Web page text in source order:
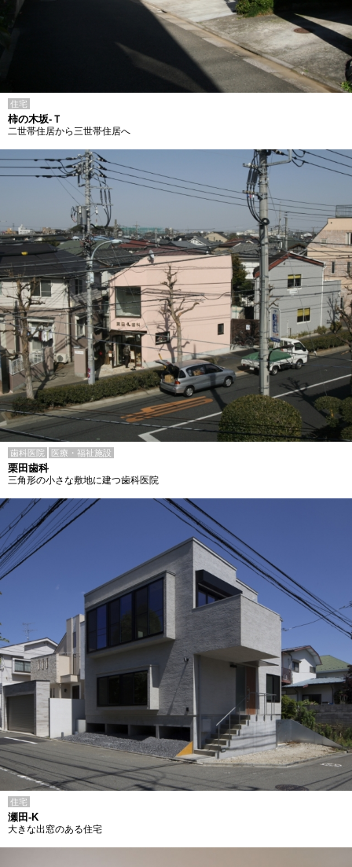
住宅
柿の木坂-Ｔ
二世帯住居から三世帯住居へ
歯科医院 医療・福祉施設
栗田歯科
三角形の小さな敷地に建つ歯科医院
住宅
瀬田-K
大きな出窓のある住宅